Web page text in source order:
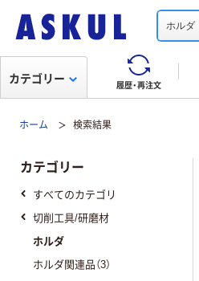
ホルダ
履歴・再注文
カテゴリー
ホーム 検索結果
カテゴリー
すべてのカテゴリ
切削工具/研磨材
ホルダ
ホルダ関連品（3）